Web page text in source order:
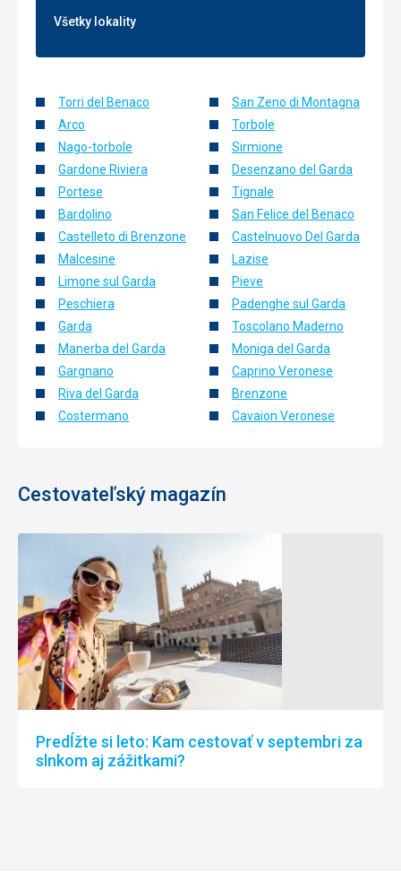
Všetky lokality
Torri del Benaco
Arco
Nago-torbole
Gardone Riviera
Portese
Bardolino
Castelleto di Brenzone
Malcesine
Limone sul Garda
Peschiera
Garda
Manerba del Garda
Gargnano
Riva del Garda
Costermano
San Zeno di Montagna
Torbole
Sirmione
Desenzano del Garda
Tignale
San Felice del Benaco
Castelnuovo Del Garda
Lazise
Pieve
Padenghe sul Garda
Toscolano Maderno
Moniga del Garda
Caprino Veronese
Brenzone
Cavaion Veronese
Cestovateľský magazín
Predĺžte si leto: Kam cestovať v septembri za
slnkom aj zážitkami?